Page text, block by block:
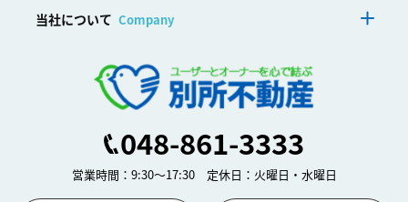
当社について Company
048-861-3333
営業時間：9:30～17:30 定休日：火曜日・水曜日